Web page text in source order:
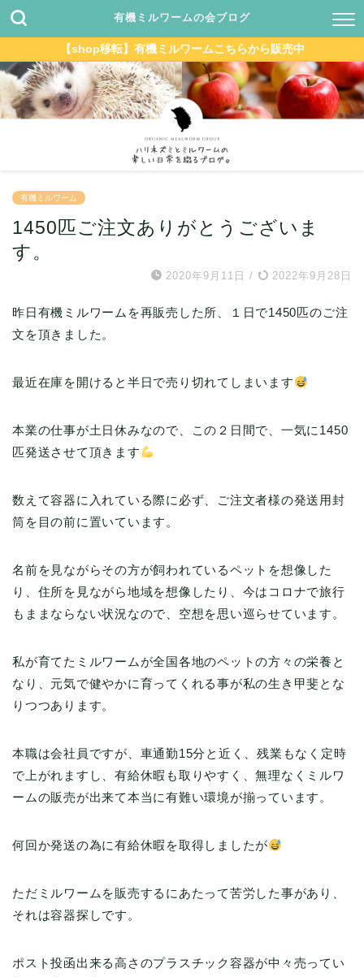
有機ミルワームの会ブログ
【shop移転】有機ミルワームこちらから販売中
有機ミルワーム
1450匹ご注文ありがとうございま
す。
2020年9月11日 / 2022年9月28日
昨日有機ミルワームを再販売した所、１日で1450匹のご注
文を頂きました。
最近在庫を開けると半日で売り切れてしまいます
本業の仕事が土日休みなので、この２日間で、一気に1450
匹発送させて頂きます
数えて容器に入れている際に必ず、ご注文者様の発送用封
筒を目の前に置いています。
名前を見ながらその方が飼われているペットを想像した
り、住所を見ながら地域を想像したり、今はコロナで旅行
もままならない状況なので、空想を思い巡らせています。
私が育てたミルワームが全国各地のペットの方々の栄養と
なり、元気で健やかに育ってくれる事が私の生き甲斐とな
りつつあります。
本職は会社員ですが、車通勤15分と近く、残業もなく定時
で上がれますし、有給休暇も取りやすく、無理なくミルワ
ームの販売が出来て本当に有難い環境が揃っています。
何回か発送の為に有給休暇を取得しましたが
ただミルワームを販売するにあたって苦労した事があり、
それは容器探しです。
ポスト投函出来る高さのプラスチック容器が中々売ってい